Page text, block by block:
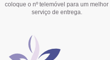
coloque o nº telemóvel para um melhor
serviço de entrega.